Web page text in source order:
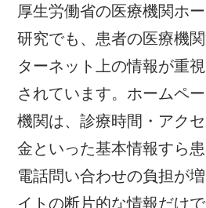
厚生労働省の医療機関ホ
研究でも、患者の医療機
ターネット上の情報が重
されています。ホームペ
機関は、診療時間・アク
金といった基本情報すら
電話問い合わせの負担が
イトの断片的な情報だけ